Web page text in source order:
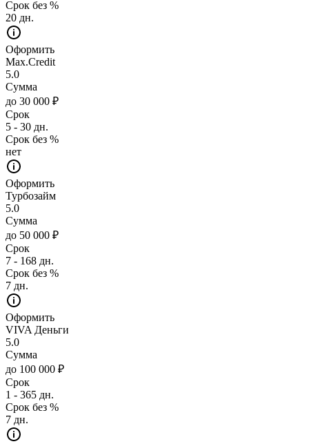
Срок без %
20 дн.
Оформить
Max.Credit
5.0
Сумма
до 30 000 ₽
Срок
5 - 30 дн.
Срок без %
нет
Оформить
Турбозайм
5.0
Сумма
до 50 000 ₽
Срок
7 - 168 дн.
Срок без %
7 дн.
Оформить
VIVA Деньги
5.0
Сумма
до 100 000 ₽
Срок
1 - 365 дн.
Срок без %
7 дн.